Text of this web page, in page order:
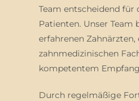
Team entscheidend für
Patienten. Unser Team
erfahrenen
zahnmedizinischen
kompetentem
Durch regelmäßige